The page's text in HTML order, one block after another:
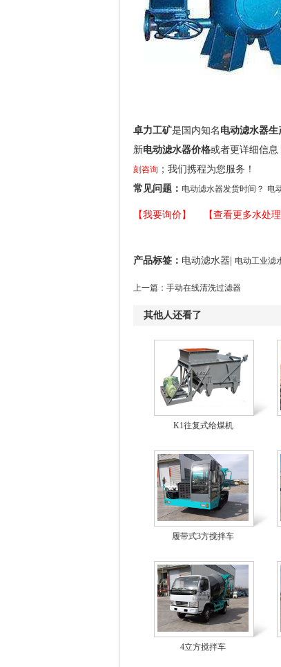
卓力工矿是国内知名 电动滤水器生
新电动滤水器价格或者更详细信息
刻咨询 ；我们携程为您服务！
常见问题： 电动滤水器发货时间？ 电
【我要询价】 【查看更多水处理
产品标签： 电动滤水器| 电动工业滤
上一篇： 手动在线清洗过滤器
其他人还看了
K1往复式给煤机
履带式3方搅拌车
4立方搅拌车